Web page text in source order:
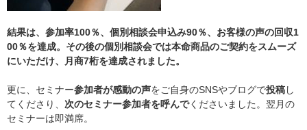
結果は、参加率100％、個別相談会申込み90％、お客様の声の回収1
00％を達成。その後の個別相談会では本命商品のご契約をスムーズ
にいただけ、月商7桁を達成されました。
更に、セミナー参加者が感動の声をご自身のSNSやブログで投稿し
てくださり、 次のセミナー参加者を呼んでくださいました。翌月の
セミナーは即満席。